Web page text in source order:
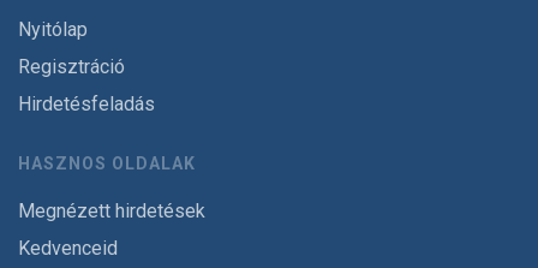
Nyitólap
Regisztráció
Hirdetésfeladás
HASZNOS OLDALAK
Megnézett hirdetések
Kedvenceid